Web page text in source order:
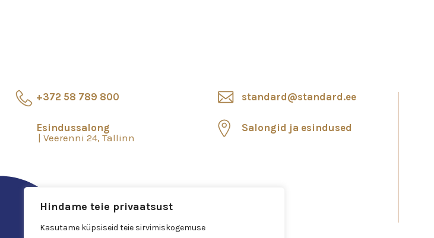
Hindame teie privaatsust
Kasutame küpsiseid teie sirvimiskogemuse
+372 58 789 800
Esindussalong
Veerenni 24, Tallinn
standard@standard.ee
Salongid ja esindused